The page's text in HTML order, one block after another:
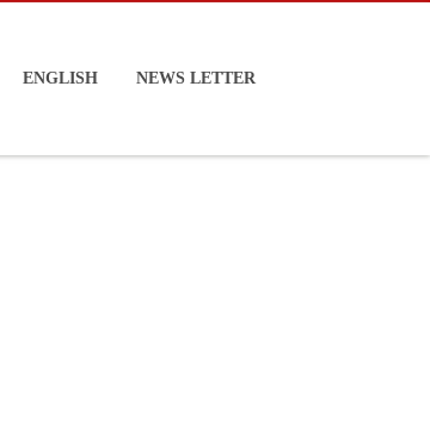
ENGLISH NEWS LETTER